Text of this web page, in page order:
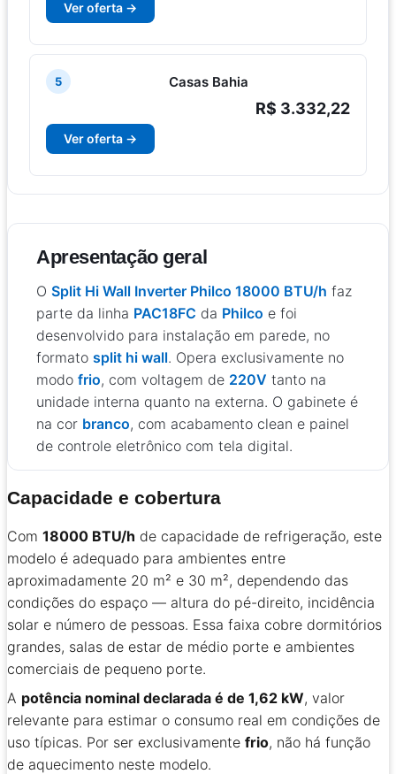
Ver oferta →
5 Casas Bahia
R$ 3.332,22
Ver oferta →
Apresentação geral
O Split Hi Wall Inverter Philco 18000 BTU/h faz
parte da linha PAC18FC da Philco e foi
desenvolvido para instalação em parede, no
formato split hi wall. Opera exclusivamente no
modo frio, com voltagem de 220V tanto na
unidade interna quanto na externa. O gabinete é
na cor branco, com acabamento clean e painel
de controle eletrônico com tela digital.
Capacidade e cobertura
Com 18000 BTU/h de capacidade de refrigeração, este
modelo é adequado para ambientes entre
aproximadamente 20 m² e 30 m², dependendo das
condições do espaço — altura do pé-direito, incidência
solar e número de pessoas. Essa faixa cobre dormitórios
grandes, salas de estar de médio porte e ambientes
comerciais de pequeno porte.
A potência nominal declarada é de 1,62 kW, valor
relevante para estimar o consumo real em condições de
uso típicas. Por ser exclusivamente frio, não há função
de aquecimento neste modelo.